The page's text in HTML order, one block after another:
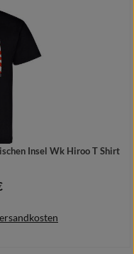
Insel Wk Hiroo T Shirt